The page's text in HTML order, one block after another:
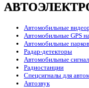
Автомобильные
Автомобильные GPS
Автомобильные
Радар-детекторы
Автомобильные
Радиостанции
Спецсигналы для
Автозвук